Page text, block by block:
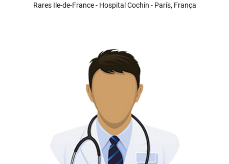
Rares Ile-de-France - Hospital Cochin - París, França